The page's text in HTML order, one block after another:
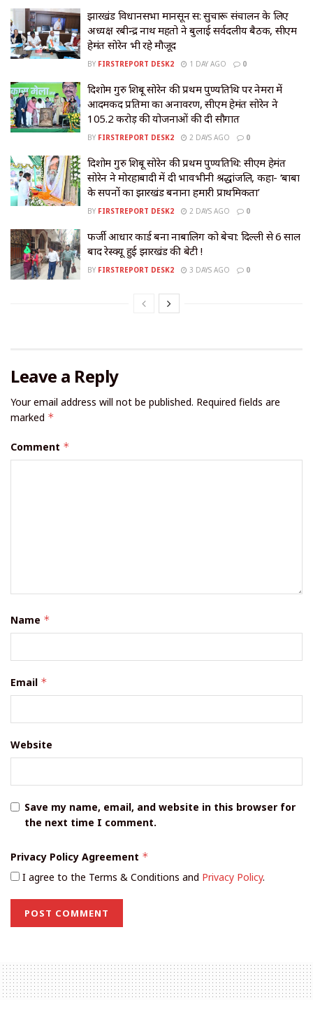
झारखंड विधानसभा मानसून सत्र: सुचारू संचालन के लिए
अध्यक्ष रबीन्द्र नाथ महतो ने बुलाई सर्वदलीय बैठक, सीएम
हेमंत सोरेन भी रहे मौजूद
BY FIRSTREPORT DESK2 1 DAY AGO 0
दिशोम गुरु शिबू सोरेन की प्रथम पुण्यतिथि पर नेमरा में
आदमकद प्रतिमा का अनावरण, सीएम हेमंत सोरेन ने
105.2 करोड़ की योजनाओं की दी सौगात
BY FIRSTREPORT DESK2 2 DAYS AGO 0
दिशोम गुरु शिबू सोरेन की प्रथम पुण्यतिथि: सीएम हेमंत
सोरेन ने मोरहाबादी में दी भावभीनी श्रद्धांजलि, कहा- ‘बाबा
के सपनों का झारखंड बनाना हमारी प्राथमिकता’
BY FIRSTREPORT DESK2 2 DAYS AGO 0
​फर्जी आधार कार्ड बना नाबालिग को बेचा: दिल्ली से 6 साल
बाद रेस्क्यू हुई झारखंड की बेटी !
BY FIRSTREPORT DESK2 3 DAYS AGO 0
Leave a Reply
Your email address will not be published. Required fields are
marked *
Comment *
Name *
Email *
Website
Save my name, email, and website in this browser for
the next time I comment.
Privacy Policy Agreement *
I agree to the Terms & Conditions and Privacy Policy.